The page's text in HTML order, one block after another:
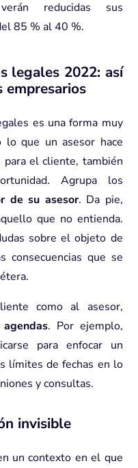
reducidas sus
85 % al 40 %.
legales 2022: así
empresarios
es una forma muy
lo que un asesor hace
el cliente, también
Agrupa los
de su asesor. Da pie,
que no entienda.
sobre el objeto de
consecuencias que se
como al asesor,
agendas. Por ejemplo,
para enfocar un
límites de fechas en lo
y consultas.
invisible
un contexto en el que